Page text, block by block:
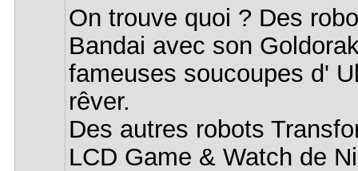
On trouve quoi ? Des
Bandai avec son
fameuses soucoupes d'
rêver.
Des autres robots
LCD Game & Watch de